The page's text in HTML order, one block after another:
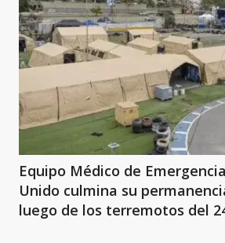
Equipo Médico de
Unido culmina su
luego de los terremotos del